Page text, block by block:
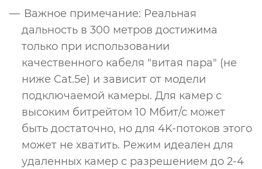
Важное примечание: Реальная
дальность в 300 метров достижима
только при использовании
качественного кабеля "витая пара" (не
ниже Cat.5e) и зависит от модели
подключаемой камеры. Для камер с
высоким битрейтом 10 Мбит/с может
быть достаточно, но для 4K-потоков этого
может не хватить. Режим идеален для
удаленных камер с разрешением до 2-4